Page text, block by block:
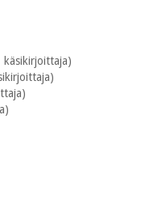
käsikirjoittaja)